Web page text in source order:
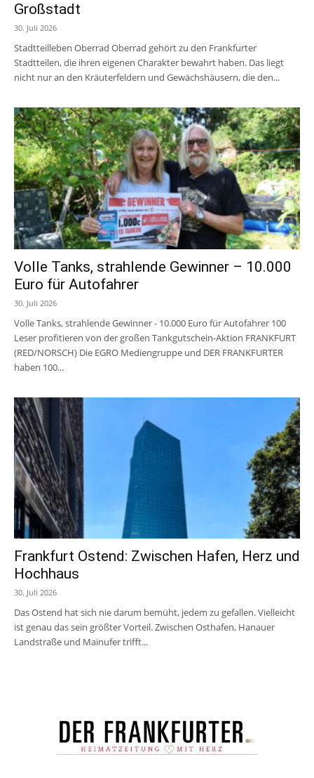
Großstadt
30. Juli 2026
Stadtteilleben Oberrad Oberrad gehört zu den Frankfurter
Stadtteilen, die ihren eigenen Charakter bewahrt haben. Das liegt
nicht nur an den Kräuterfeldern und Gewächshäusern, die den...
Volle Tanks, strahlende Gewinner – 10.000
Euro für Autofahrer
30. Juli 2026
Volle Tanks, strahlende Gewinner - 10.000 Euro für Autofahrer 100
Leser profitieren von der großen Tankgutschein-Aktion FRANKFURT
(RED/NORSCH) Die EGRO Mediengruppe und DER FRANKFURTER
haben 100...
Frankfurt Ostend: Zwischen Hafen, Herz und
Hochhaus
30. Juli 2026
Das Ostend hat sich nie darum bemüht, jedem zu gefallen. Vielleicht
ist genau das sein größter Vorteil. Zwischen Osthafen, Hanauer
Landstraße und Mainufer trifft...